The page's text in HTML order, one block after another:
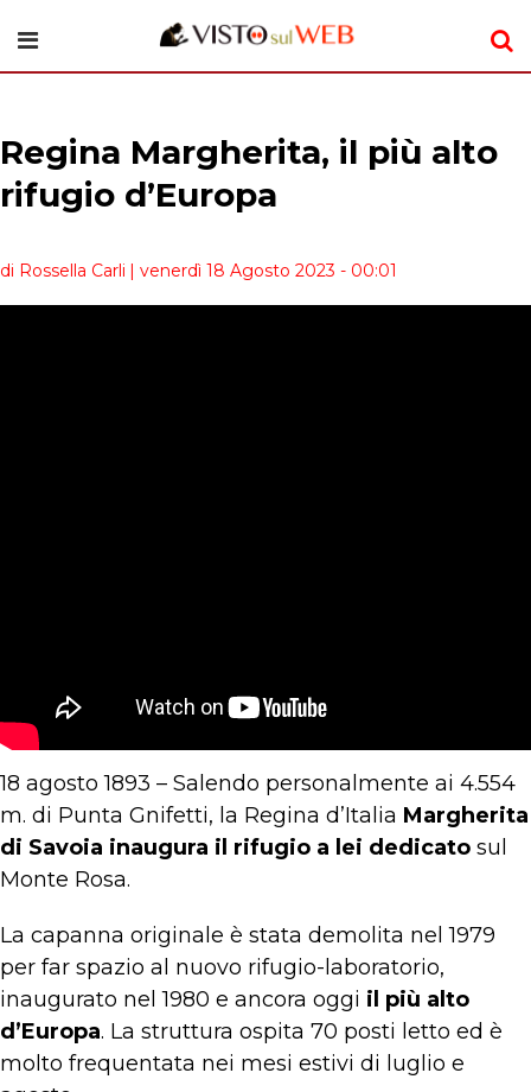
Regina Margherita, il più alto
rifugio d’Europa
di Rossella Carli | venerdì 18 Agosto 2023 - 00:01
18 agosto 1893 – Salendo personalmente ai 4.554
m. di Punta Gnifetti, la Regina d’Italia Margherita
di Savoia inaugura il rifugio a lei dedicato sul
Monte Rosa.
La capanna originale è stata demolita nel 1979
per far spazio al nuovo rifugio-laboratorio,
inaugurato nel 1980 e ancora oggi il più alto
d’Europa. La struttura ospita 70 posti letto ed è
molto frequentata nei mesi estivi di luglio e